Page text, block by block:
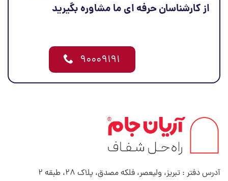
از کارشناسان حرفه ای ما مشاوره بگیرید
۹۰۰۰۹۱۹۱
آدرس دفتر : تبریز، ولیعصر، فلکه مصدق، پلاک 28، طبقه 2